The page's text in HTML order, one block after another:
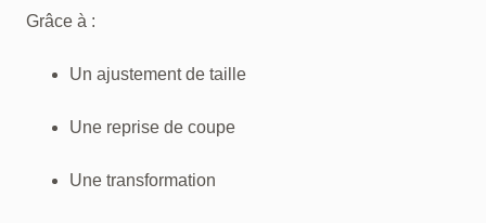
Grâce à :
Un ajustement de taille
Une reprise de coupe
Une transformation